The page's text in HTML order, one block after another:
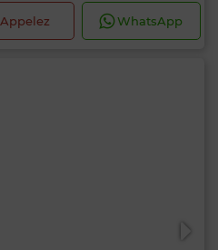
Appelez WhatsApp